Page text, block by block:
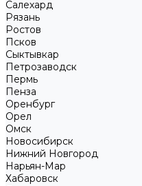
Салехард
Рязань
Ростов
Псков
Сыктывкар
Петрозаводск
Пермь
Пенза
Оренбург
Орел
Омск
Новосибирск
Нижний Новгород
Нарьян-Мар
Хабаровск